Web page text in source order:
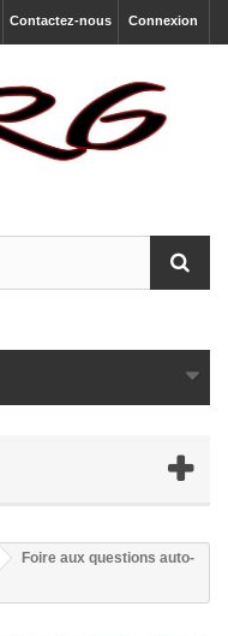
Connexion
Contactez-nous
Foire aux questions auto-